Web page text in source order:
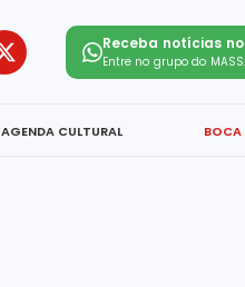
Receba notícias
Entre no grupo do
AGENDA CULTURAL BOCA